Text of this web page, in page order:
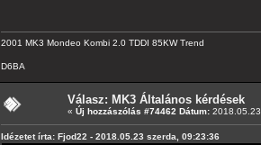
2001 MK3 Mondeo Kombi 2.0 TDDI 85KW Trend
D6BA
Válasz: MK3 Általános kérdések
« Új hozzászólás #74462 Dátum:
Idézetet írta: Fjod22 - 2018.05.23 szerda, 09:23:36